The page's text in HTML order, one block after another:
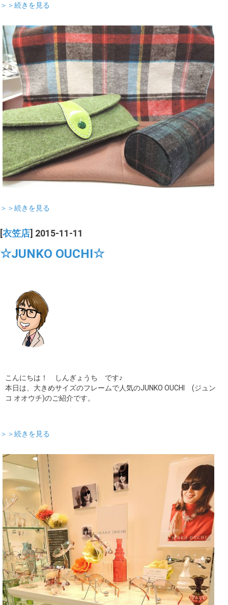
＞＞続きを見る
＞＞続きを見る
[衣笠店] 2015-11-11
☆JUNKO OUCHI☆
こんにちは！ しんぎょうち です♪
本日は、大きめサイズのフレームで人気のJUNKO OUCHI (ジュン
コ オオウチ)のご紹介です。
＞＞続きを見る